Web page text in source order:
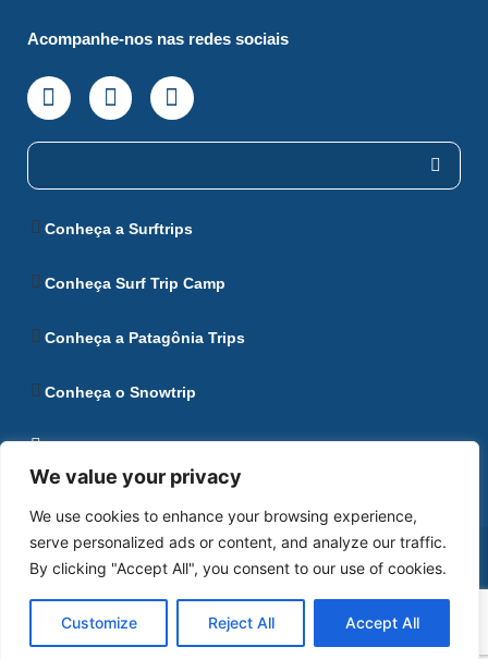
We value your privacy
We use cookies to enhance your browsing experience,
serve personalized ads or content, and analyze our traffic.
By clicking "Accept All", you consent to our use of cookies.
Customize Reject All Accept All
Acompanhe-nos nas redes sociais
Conheça a Surftrips
Conheça Surf Trip Camp
Conheça a Patagônia Trips
Conheça o Snowtrip
Conheça Ushuaia
Política de Privacidade Desenvolvido por AN1